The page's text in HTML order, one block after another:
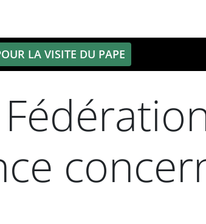
LA VISITE DU PAPE